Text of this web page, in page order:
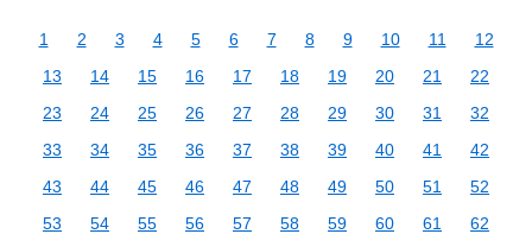
1 2 3 4 5 6 7 8 9 10 11
12
13
14 15 16 17 18 19 20 21
22
23
24 25 26 27 28 29 30 31
32
33
34 35 36 37 38 39 40 41
42
43
44 45 46 47 48 49 50 51
52
53
54 55 56 57 58 59 60 61
62